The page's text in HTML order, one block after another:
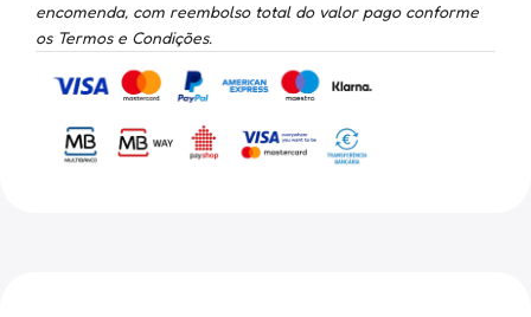
encomenda, com reembolso total do valor pago conforme
os Termos e Condições.